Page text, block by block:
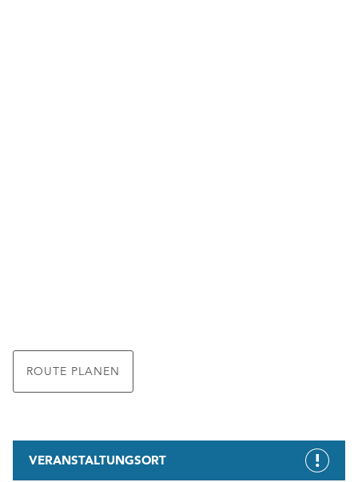
ROUTE PLANEN
VERANSTALTUNGSORT